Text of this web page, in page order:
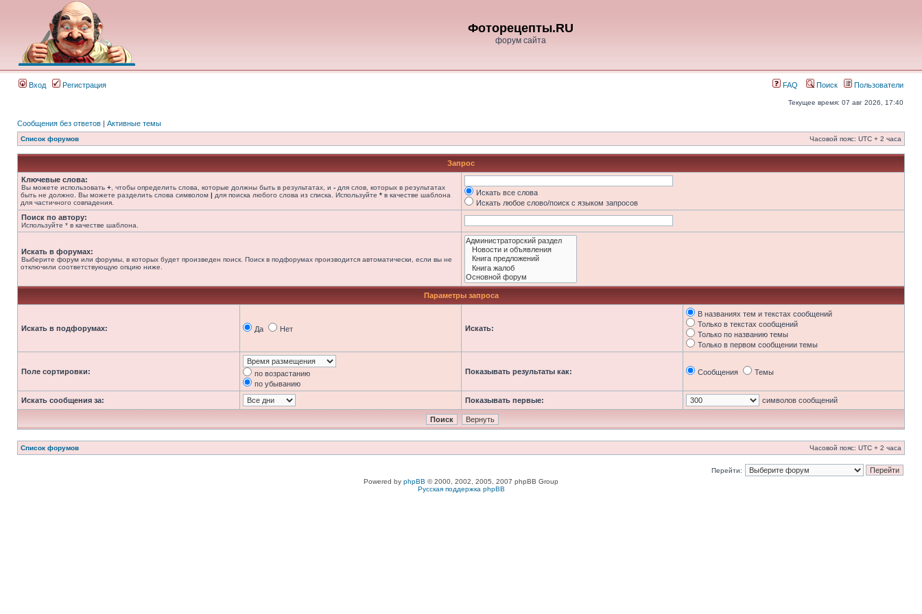
Фоторецепты.RU
форум сайта
Вход Регистрация FAQ Поиск Пользователи
Текущее время: 07 авг 2026, 17:40
Сообщения без ответов | Активные темы
Список форумов Часовой пояс: UTC + 2 часа
Запрос
Ключевые слова:
Вы можете использовать + , чтобы определить слова, которые должны быть в результатах, и - для слов, которых в результатах
быть не должно. Вы можете разделить слова символом | для поиска любого слова из списка. Используйте * в качестве шаблона
для частичного совпадения.
Искать все слова
Искать любое слово/поиск с языком запросов
Поиск по автору:
Используйте * в качестве шаблона.
Искать в форумах:
Выберите форум или форумы, в которых будет произведен поиск. Поиск в подфорумах производится автоматически, если вы не
отключили соответствующую опцию ниже.
Параметры запроса
Искать в подфорумах: Да Нет Искать:
В названиях тем и текстах сообщений
Только в текстах сообщений
Только по названию темы
Только в первом сообщении темы
Поле сортировки:
по возрастанию
по убыванию
Показывать результаты как: Сообщения Темы
Искать сообщения за: Показывать первые: символов сообщений
Список форумов Часовой пояс: UTC + 2 часа
Перейти:
Powered by phpBB © 2000, 2002, 2005, 2007 phpBB Group
Русская поддержка phpBB